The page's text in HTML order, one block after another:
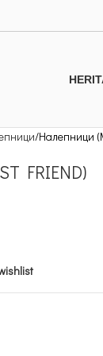
Налепници
FRIEND)